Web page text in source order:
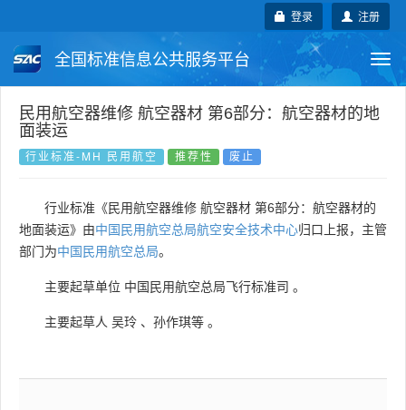
注册
登录
全国标准信息公共服务平台
国家标准 行业标准 地方标准
团体标准 企业标准
国外标准 技术委员会
民用航空器维修 航空器材 第6部分：航空器材的地
面装运
行业标准-MH 民用航空 推荐性 废止
行业标准《民用航空器维修 航空器材 第6部分：航空器材的
地面装运》由中国民用航空总局航空安全技术中心归口上报，主管
部门为中国民用航空总局。
主要起草单位 中国民用航空总局飞行标准司 。
主要起草人 吴玲 、 孙作琪等 。